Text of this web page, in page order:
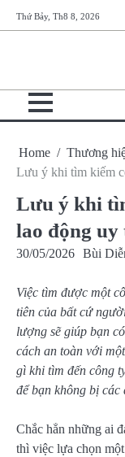
to
Thứ Bảy, Th8 8, 2026
Home
Thương
Lưu ý khi tìm kiếm
Lưu ý khi
lao động uy
30/05/2026 Bùi
Việc tìm được một
tiên của bất cứ
lượng sẽ giúp bạn
cách an toàn với
gì khi tìm đến công
để bạn không bị
Chắc hẳn những ai
thì việc lựa chọn